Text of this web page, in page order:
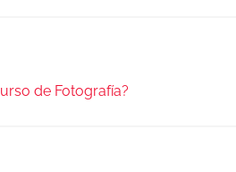
de Fotografía?